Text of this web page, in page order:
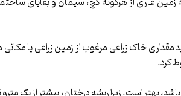
مقداری خاک زراعی مرغوب از زمین زراعی یا
کرد.